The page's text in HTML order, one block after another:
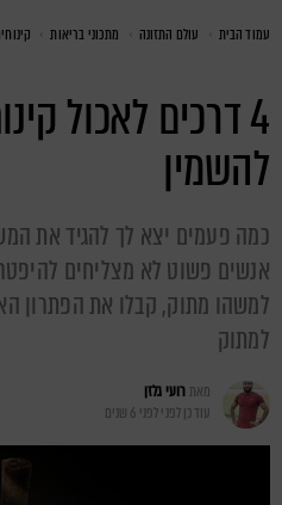
You are here:
עמוד הבית עולם התזונה מתכוני בריאות
4 דרכים לאכול
להשמין
כמה פעמים יצא לך להגיד את
אנשים פשוט לא מצליחים
למשהו מתוק, קבלו את הפתרון
למתוק
מאתרועי גלזן
עודכן לפנילפני 6 שנים